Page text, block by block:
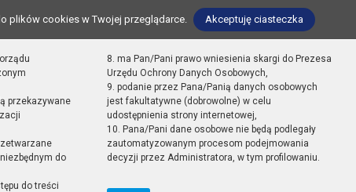
plików cookies w Twojej przeglądarce. Akceptuję ciasteczka
przekazywane
do
do treści
8. ma Pan/Pani prawo wniesienia skargi do Prezesa
Urzędu Ochrony Danych Osobowych,
9. podanie przez Pana/Panią danych osobowych
jest fakultatywne (dobrowolne) w celu
udostępnienia strony internetowej,
10. Pana/Pani dane osobowe nie będą podlegały
zautomatyzowanym procesom podejmowania
decyzji przez Administratora, w tym profilowaniu.